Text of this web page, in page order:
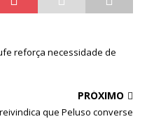
reforça necessidade de
PRÓXIMO
que Peluso converse